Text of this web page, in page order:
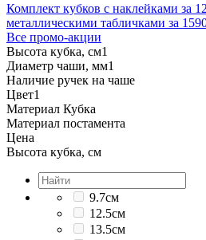
Комплект кубков с наклейками за
металлическими табличками за
Все промо-акции
Высота кубка, см1
Диаметр чаши, мм1
Наличие ручек на чаше
Цвет1
Материал Кубка
Материал постамента
Цена
Высота кубка, см
9.7см
12.5см
13.5см